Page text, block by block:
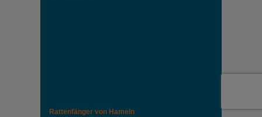
Rattenfänger von Hameln